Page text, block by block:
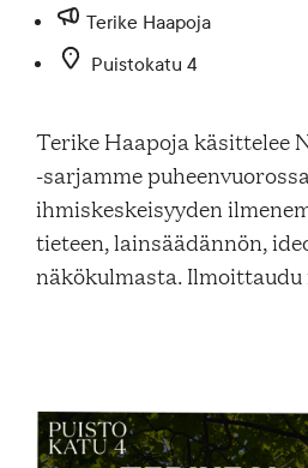
Yhteys- ja lisätiedot
FAQ
FI EN SV SME
Terike Haapoja
Puistokatu 4
Terike Haapoja käsittelee
-sarjamme
ihmiskeskeisyyden
tieteen, lainsäädännön,
näkökulmasta. Ilmoittaudu